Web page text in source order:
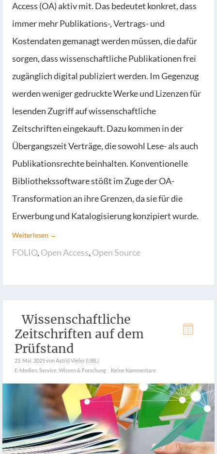
Access (OA) aktiv mit. Das bedeutet konkret, dass
immer mehr Publikations-, Vertrags- und
Kostendaten gemanagt werden müssen, die dafür
sorgen, dass wissenschaftliche Publikationen frei
zugänglich digital publiziert werden. Im Gegenzug
werden weniger gedruckte Werke und Lizenzen für
lesenden Zugriff auf wissenschaftliche
Zeitschriften eingekauft. Dazu kommen in der
Übergangszeit Verträge, die sowohl Lese- als auch
Publikationsrechte beinhalten. Konventionelle
Bibliothekssoftware stößt im Zuge der OA-
Transformation an ihre Grenzen, da sie für die
Erwerbung und Katalogisierung konzipiert wurde.
Weiterlesen →
FOLIO, Open Access, Open Source
Wissenschaftliche
Zeitschriften auf dem
Prüfstand
23. Mai. 2025von Astrid Vieler (UBL)
E-Medien Service Wissen & Forschung Keine Kommentare